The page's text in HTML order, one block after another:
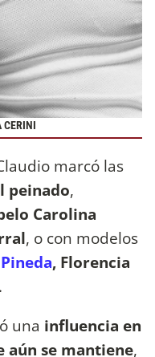
CERINI
marcó las
peinado,
Carolina
, o con modelos
, Florencia
.
una influencia en
aún se mantiene,